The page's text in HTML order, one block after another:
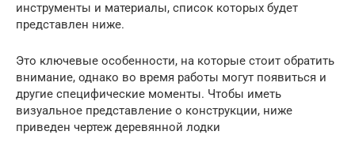
инструменты и материалы, список которых будет
представлен ниже.
Это ключевые особенности, на которые стоит обратить
внимание, однако во время работы могут появиться и
другие специфические моменты. Чтобы иметь
визуальное представление о конструкции, ниже
приведен чертеж деревянной лодки